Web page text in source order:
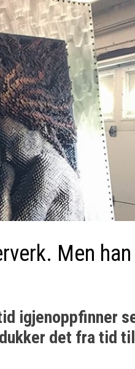
Men
igjenoppfinner
det fra tid